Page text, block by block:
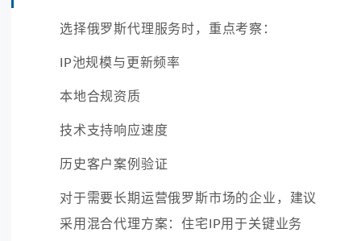
选择俄罗斯代理服务时，重点考察：
IP池规模与更新频率
本地合规资质
技术支持响应速度
历史客户案例验证
对于需要长期运营俄罗斯市场的企业，建议
采用混合代理方案：住宅IP用于关键业务